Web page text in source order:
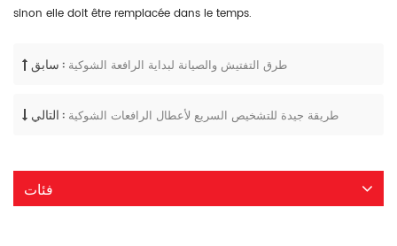
sinon elle doit être remplacée dans le temps.
سابق : طرق التفتيش والصيانة لبداية الرافعة الشوكية
التالي : طريقة جيدة للتشخيص السريع لأعطال الرافعات الشوكية
فئات